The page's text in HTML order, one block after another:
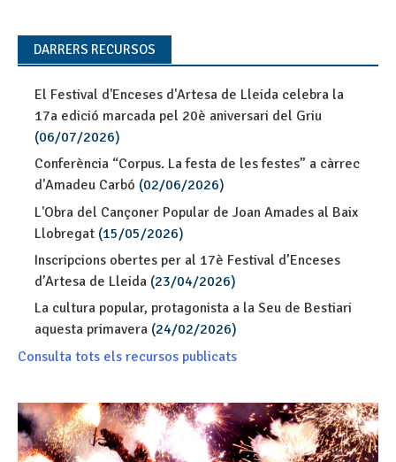
DARRERS RECURSOS
El Festival d'Enceses d'Artesa de Lleida celebra la
17a edició marcada pel 20è aniversari del Griu
(06/07/2026)
Conferència “Corpus. La festa de les festes” a càrrec
d'Amadeu Carbó (02/06/2026)
L'Obra del Cançoner Popular de Joan Amades al Baix
Llobregat (15/05/2026)
Inscripcions obertes per al 17è Festival d’Enceses
d’Artesa de Lleida (23/04/2026)
La cultura popular, protagonista a la Seu de Bestiari
aquesta primavera (24/02/2026)
Consulta tots els recursos publicats